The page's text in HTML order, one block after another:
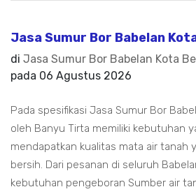
Jasa Sumur Bor Babelan
di Jasa Sumur Bor Babelan Kota
pada 06 Agustus 2026
Pada spesifikasi Jasa Sumur Bor
oleh Banyu Tirta memiliki kebutuhan
mendapatkan kualitas mata air tanah
bersih. Dari pesanan di seluruh
kebutuhan pengeboran Sumber air